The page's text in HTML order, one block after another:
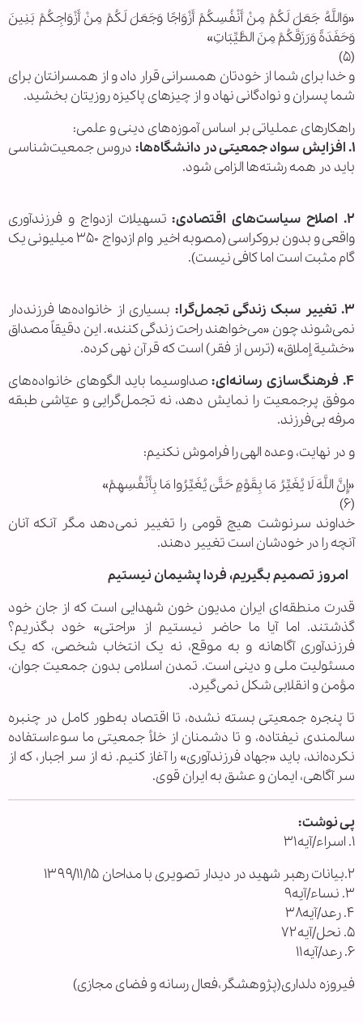
«وَاللَّهُ جَعَلَ لَکُمْ مِنْ أَنْفُسِکُمْ أَزْوَاجًا وَجَعَلَ لَکُمْ مِنْ أَزْوَاجِکُمْ بَنِینَ
وَحَفَدَةً وَرَزَقَکُمْ مِنَ الطَّیِّبَاتِ»
(۵)
و خدا برای شما از خودتان همسرانی قرار داد و از همسرانتان برای
شما پسران و نوادگانی نهاد و از چیزهای پاکیزه روزیتان بخشید.
راهکارهای عملیاتی بر اساس آموزه‌های دینی و علمی:
۱. افزایش سواد جمعیتی در دانشگاه‌ها:
دروس جمعیت‌شناسی
باید در همه رشته‌ها الزامی شود.
۲. اصلاح سیاست‌های اقتصادی:
تسهیلات ازدواج و فرزندآوری
واقعی و بدون بروکراسی (مصوبه اخیر وام ازدواج ۳۵۰ میلیونی یک
گام مثبت است اما کافی نیست).
۳. تغییر سبک زندگی تجمل‌گرا:
بسیاری از خانواده‌ها فرزنددار
نمی‌شوند چون «می‌خواهند راحت زندگی کنند». این دقیقاً مصداق
«خشیة إملاق» (ترس از فقر) است که قرآن نهی کرده.
۴. فرهنگ‌سازی رسانه‌ای:
صداوسیما باید الگوهای خانواده‌های
موفق پرجمعیت را نمایش دهد، نه تجمل‌گرایی و عیّاشی طبقه
مرفه بی‌فرزند.
و در نهایت، وعده الهی را فراموش نکنیم:
«إِنَّ اللَّهَ لَا یُغَیِّرُ مَا بِقَوْمٍ حَتَّیٰ یُغَیِّرُوا مَا بِأَنْفُسِهِمْ»
(۶)
خداوند سرنوشت هیچ قومی را تغییر نمی‌دهد مگر آنکه آنان
آنچه را در خودشان است تغییر دهند.
امروز تصمیم بگیریم، فردا پشیمان نیستیم
قدرت منطقه‌ای ایران مدیون خون شهدایی است که از جان خود
گذشتند. اما آیا ما حاضر نیستیم از «راحتی» خود بگذریم؟
فرزندآوری آگاهانه و به موقع، نه یک انتخاب شخصی، که یک
مسئولیت ملی و دینی است. تمدن اسلامی بدون جمعیت جوان،
مؤمن و انقلابی شکل نمی‌گیرد.
تا پنجره جمعیتی بسته نشده، تا اقتصاد به‌طور کامل در چنبره
سالمندی نیفتاده، و تا دشمنان از خلأ جمعیتی ما سوءاستفاده
نکرده‌اند، باید «جهاد فرزندآوری» را آغاز کنیم. نه از سر اجبار، که از
سر آگاهی، ایمان و عشق به ایران قوی.
پی نوشت:
۱. اسراء/آیه۳۱ ‌
۲.بیانات رهبر شهید در دیدار تصویری با مداحان ۱۳۹۹/۱۱/۱۵
۳. نساء/آیه۹
۴. رعد/آیه۳۸
۵. نحل/آیه۷۲
۶. رعد/آیه۱۱
فیروزه دلداری(پژوهشگر،فعال رسانه و فضای مجازی)